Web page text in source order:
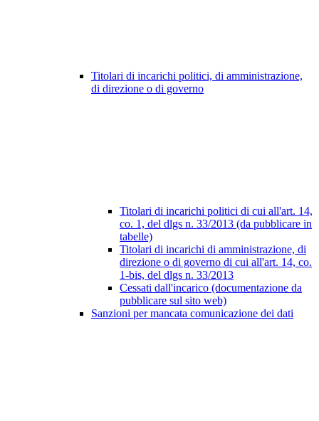
Titolari di incarichi politici, di amministrazione,
di direzione o di governo
Titolari di incarichi politici di cui all'art. 14,
co. 1, del dlgs n. 33/2013 (da pubblicare in
tabelle)
Titolari di incarichi di amministrazione, di
direzione o di governo di cui all'art. 14, co.
1-bis, del dlgs n. 33/2013
Cessati dall'incarico (documentazione da
pubblicare sul sito web)
Sanzioni per mancata comunicazione dei dati